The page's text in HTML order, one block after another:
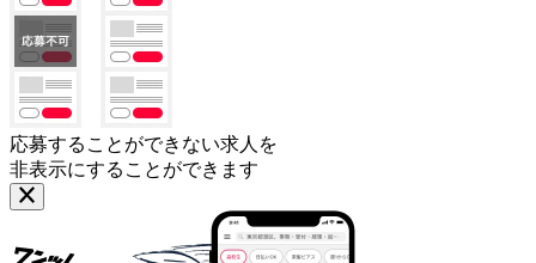
応募することができない求人を
非表示にすることができます